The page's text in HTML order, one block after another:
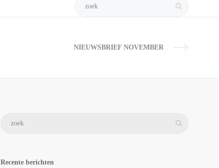
NIEUWSBRIEF NOVEMBER
Recente berichten